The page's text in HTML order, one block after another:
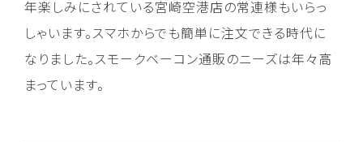
年楽しみにされている宮崎空港店の常連様もいらっ
しゃいます。スマホからでも簡単に注文できる時代に
なりました。スモークベーコン通販のニーズは年々高
まっています。